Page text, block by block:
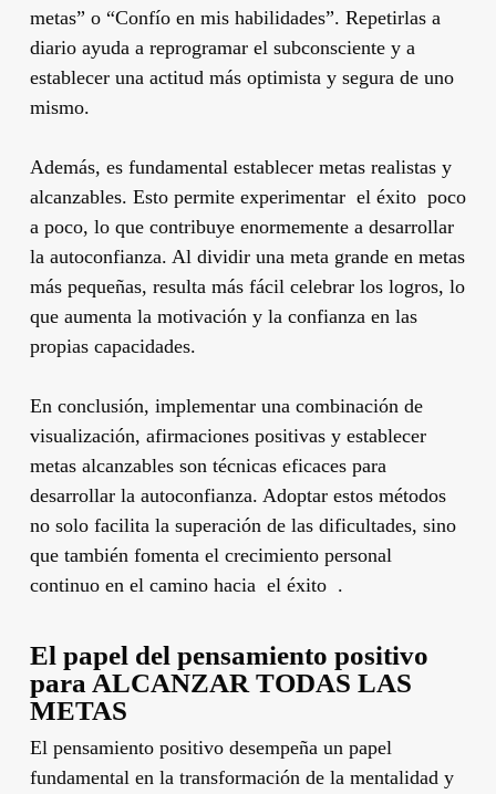
metas” o “Confío en mis habilidades”. Repetirlas a
diario ayuda a reprogramar el subconsciente y a
establecer una actitud más optimista y segura de uno
mismo.
Además, es fundamental establecer metas realistas y
alcanzables. Esto permite experimentar el éxito poco
a poco, lo que contribuye enormemente a desarrollar
la autoconfianza. Al dividir una meta grande en metas
más pequeñas, resulta más fácil celebrar los logros, lo
que aumenta la motivación y la confianza en las
propias capacidades.
En conclusión, implementar una combinación de
visualización, afirmaciones positivas y establecer
metas alcanzables son técnicas eficaces para
desarrollar la autoconfianza. Adoptar estos métodos
no solo facilita la superación de las dificultades, sino
que también fomenta el crecimiento personal
continuo en el camino hacia el éxito .
El papel del pensamiento positivo
para ALCANZAR TODAS LAS
METAS
El pensamiento positivo desempeña un papel
fundamental en la transformación de la mentalidad y